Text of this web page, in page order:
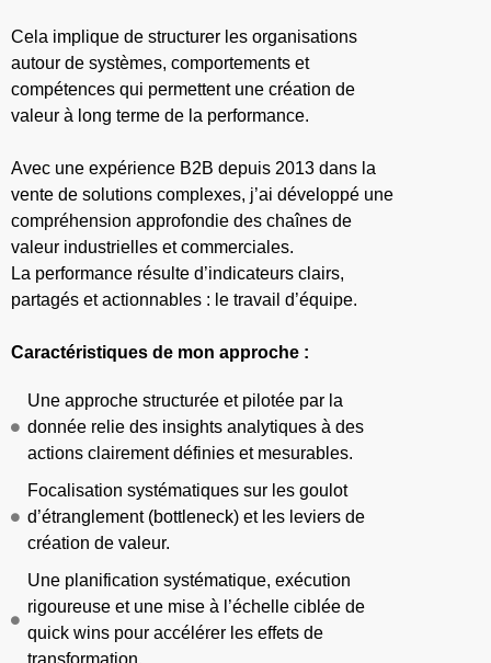
Cela implique de structurer les organisations
autour de systèmes, comportements et
compétences qui permettent une création de
valeur à long terme de la performance.
Avec une expérience B2B depuis 2013 dans la
vente de solutions complexes, j’ai développé une
compréhension approfondie des chaînes de
valeur industrielles et commerciales.
La performance résulte d’indicateurs clairs,
partagés et actionnables : le travail d’équipe.
Caractéristiques de mon approche :
Une approche structurée et pilotée par la
donnée relie des insights analytiques à des
actions clairement définies et mesurables.
Focalisation systématiques sur les goulot
d’étranglement (bottleneck) et les leviers de
création de valeur.
Une planification systématique, exécution
rigoureuse et une mise à l’échelle ciblée de
quick wins pour accélérer les effets de